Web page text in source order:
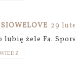
29
lubię żele Fa.